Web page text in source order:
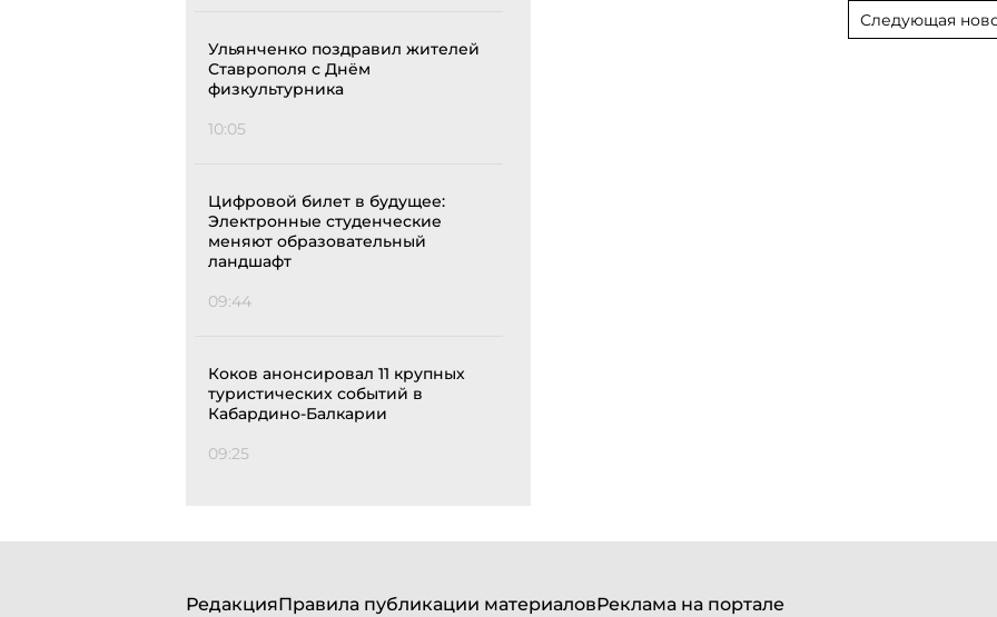
Ульянченко поздравил жителей
Ставрополя с Днём
физкультурника
10:05
Цифровой билет в будущее:
Электронные студенческие
меняют образовательный
ландшафт
09:44
Коков анонсировал 11 крупных
туристических событий в
Кабардино-Балкарии
09:25
Следующая
РедакцияПравила публикации материаловРеклама на портале